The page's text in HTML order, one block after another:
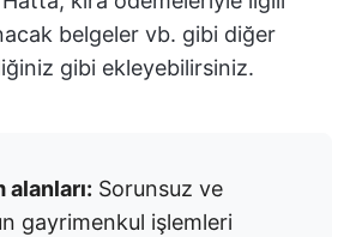
belgeler vb. gibi diğer
gibi ekleyebilirsiniz.
alanları: Sorunsuz ve
gayrimenkul işlemleri